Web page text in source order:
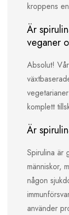
kroppens
Är
veganer
Absolut!
komplett
Är
Spirulina är
människor,
någon
använder